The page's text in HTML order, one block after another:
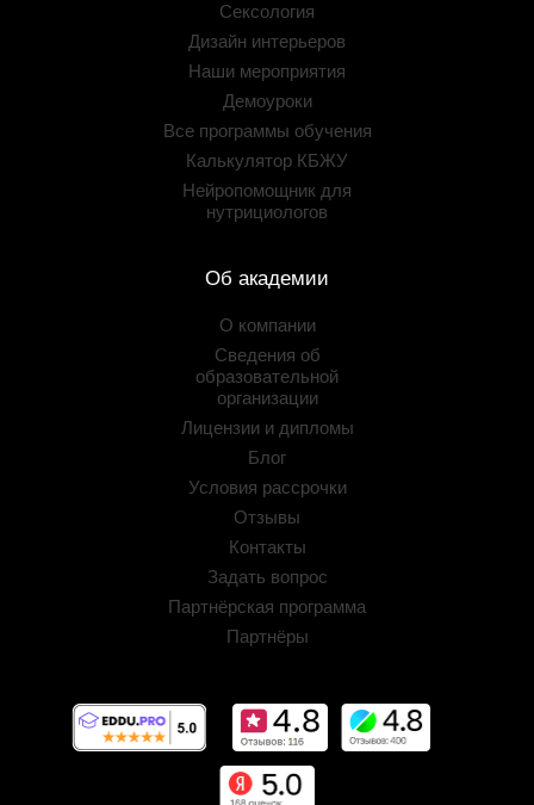
Сексология
Дизайн интерьеров
Наши мероприятия
Демоуроки
Все программы обучения
Калькулятор КБЖУ
Нейропомощник для
нутрициологов
Об академии
О компании
Сведения об
образовательной
организации
Лицензии и дипломы
Блог
Условия рассрочки
Отзывы
Контакты
Задать вопрос
Партнёрская программа
Партнёры